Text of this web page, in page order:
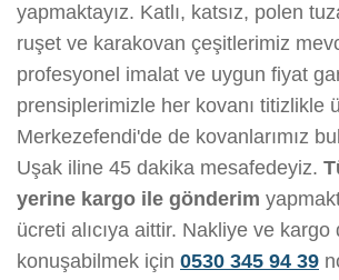
yapmaktayız. Katlı, katsız, polen
ruşet ve karakovan çeşitlerimiz
profesyonel imalat ve uygun fiyat
prensiplerimizle her kovanı titizlikle
Merkezefendi'de de kovanlarımız
Uşak iline 45 dakika mesafedeyiz.
yerine kargo ile gönderim
ücreti alıcıya aittir. Nakliye ve kargo
konuşabilmek için 0530 345 94 39